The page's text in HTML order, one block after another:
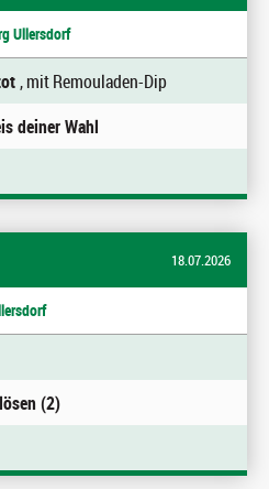
Ullersdorf
, mit Remouladen-Dip
deiner Wahl
18.07.2026
(2)